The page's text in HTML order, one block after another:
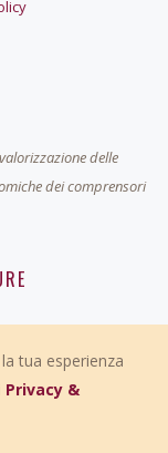
delle
dei comprensori
UNICEF per
tua esperienza
Privacy &